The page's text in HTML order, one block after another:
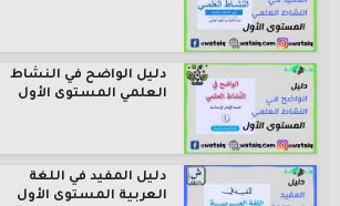
دليل الواضح في النشاط
العلمي المستوى الأول
دليل المفيد في اللغة
العربية المستوى الأول